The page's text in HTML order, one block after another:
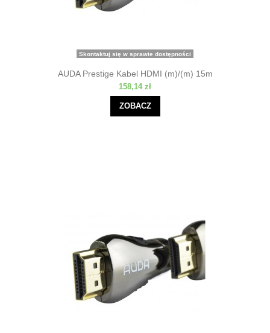
Skontaktuj się w sprawie dostępności
AUDA Prestige Kabel HDMI (m)/(m) 15m
158,14 zł
ZOBACZ